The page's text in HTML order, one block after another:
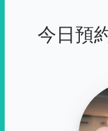
今日預